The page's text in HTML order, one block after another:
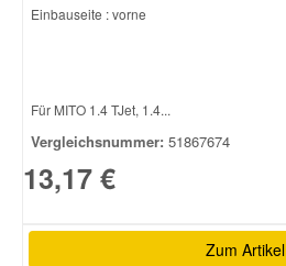
Einbauseite : vorne
Für MITO 1.4 TJet, 1.4...
Vergleichsnummer: 51867674
13,17 €
Zum Artikel